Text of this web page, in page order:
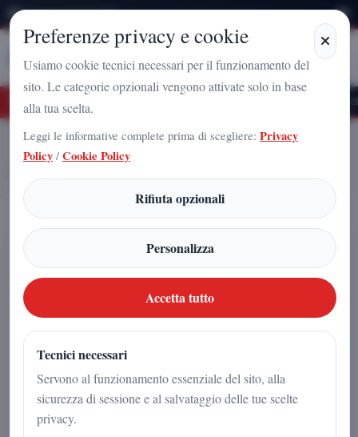
Domenica 9 Agosto 2026
StampaCampania
Nazionale a Caserta: l'uomo che sta costruendo il radicamento del
Home
Articoli
DOPO LA DISFATTA CON LA NORVEGIA, L’ITALIA PER
ACCEDERE AI MONDIALI DOVRÀ VINCERE I PLAY OFF
DOPO LA DISFATTA CON LA
NORVEGIA, L’ITALIA PER
ACCEDERE AI MONDIALI
DOVRÀ VINCERE I PLAY OFF
2min
Preferenze privacy e cookie
Usiamo cookie tecnici necessari per il funzionamento del
sito. Le categorie opzionali vengono attivate solo in base
alla tua scelta.
Leggi le informative complete prima di scegliere: Privacy
Policy / Cookie Policy
Rifiuta opzionali
Personalizza
Accetta tutto
Tecnici necessari
Servono al funzionamento essenziale del sito, alla
sicurezza di sessione e al salvataggio delle tue scelte
privacy.